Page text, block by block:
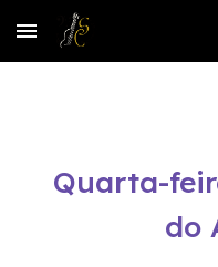
Skip to main content
Quarta-
do